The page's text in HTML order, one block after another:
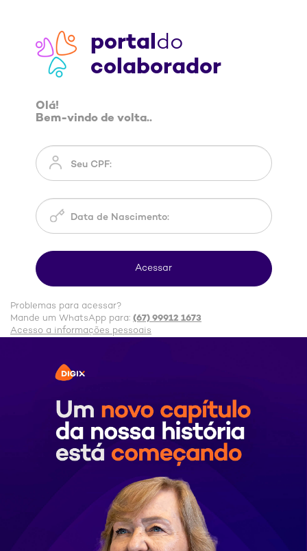
portaldo
colaborador
Olá!
Bem-vindo de volta..
Problemas para acessar?
Mande um WhatsApp para: (67) 99912 1673
Acesso a informações pessoais